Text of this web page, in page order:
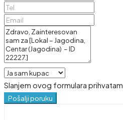
Slanjem ovog formulara prihvatam
Pošalji poruku